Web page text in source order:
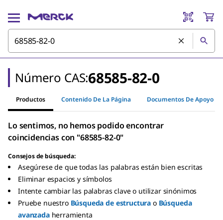
Número CAS:68585-82-0
Productos Contenido De La Página Documentos De Apoyo
Lo sentimos, no hemos podido encontrar
coincidencias con "68585-82-0"
Consejos de búsqueda:
Asegúrese de que todas las palabras están bien escritas
Eliminar espacios y símbolos
Intente cambiar las palabras clave o utilizar sinónimos
Pruebe nuestro Búsqueda de estructura o Búsqueda
avanzada herramienta